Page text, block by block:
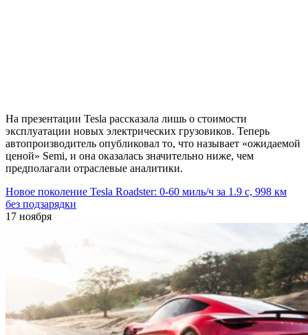
На презентации Tesla рассказала лишь о стоимости
эксплуатации новых электрических грузовиков. Теперь
автопроизводитель опубликовал то, что называет «ожидаемой
ценой» Semi, и она оказалась значительно ниже, чем
предполагали отраслевые аналитики.
Новое поколение Tesla Roadster: 0-60 миль/ч за 1.9 с, 998 км
без подзарядки
17 ноября